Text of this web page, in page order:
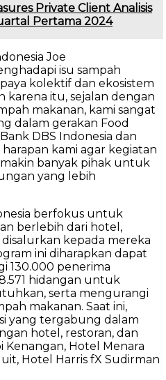
Private Client Analisis
Pertama 2024
Joe
isu sampah
kolektif dan ekosistem
karena itu, sejalan dengan
makanan, kami sangat
dalam gerakan Food
DBS Indonesia dan
kami agar kegiatan
banyak pihak untuk
yang lebih
berfokus untuk
berlebih dari hotel,
kepada mereka
ini diharapkan dapat
130.000 penerima
hidangan untuk
serta mengurangi
makanan. Saat ini,
yang tergabung dalam
hotel, restoran, dan
Kenangan, Hotel Menara
Hotel Harris fX Sudirman